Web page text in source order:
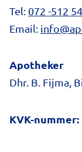
Tel: 072 -512
Email:
Apotheker
Dhr. B. Fijma,
KVK-nummer: